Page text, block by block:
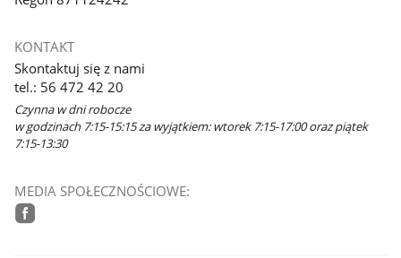
KONTAKT
Skontaktuj się z nami
tel.: 56 472 42 20
Czynna w dni robocze
w godzinach 7:15-15:15 za wyjątkiem: wtorek 7:15-17:00 oraz piątek
7:15-13:30
MEDIA SPOŁECZNOŚCIOWE: